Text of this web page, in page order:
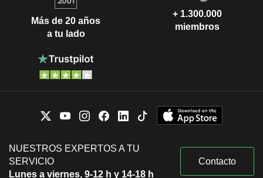
Más de 20 años
a tu lado
+ 1.300.000
miembros
NUESTROS EXPERTOS A TU
SERVICIO
Lunes a viernes, 9-12 h y 14-18 h
Contacto